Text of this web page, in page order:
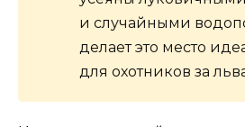
и случайными
делает это место
для охотников за